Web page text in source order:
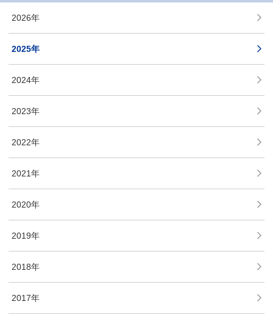
2026年
2025年
2024年
2023年
2022年
2021年
2020年
2019年
2018年
2017年